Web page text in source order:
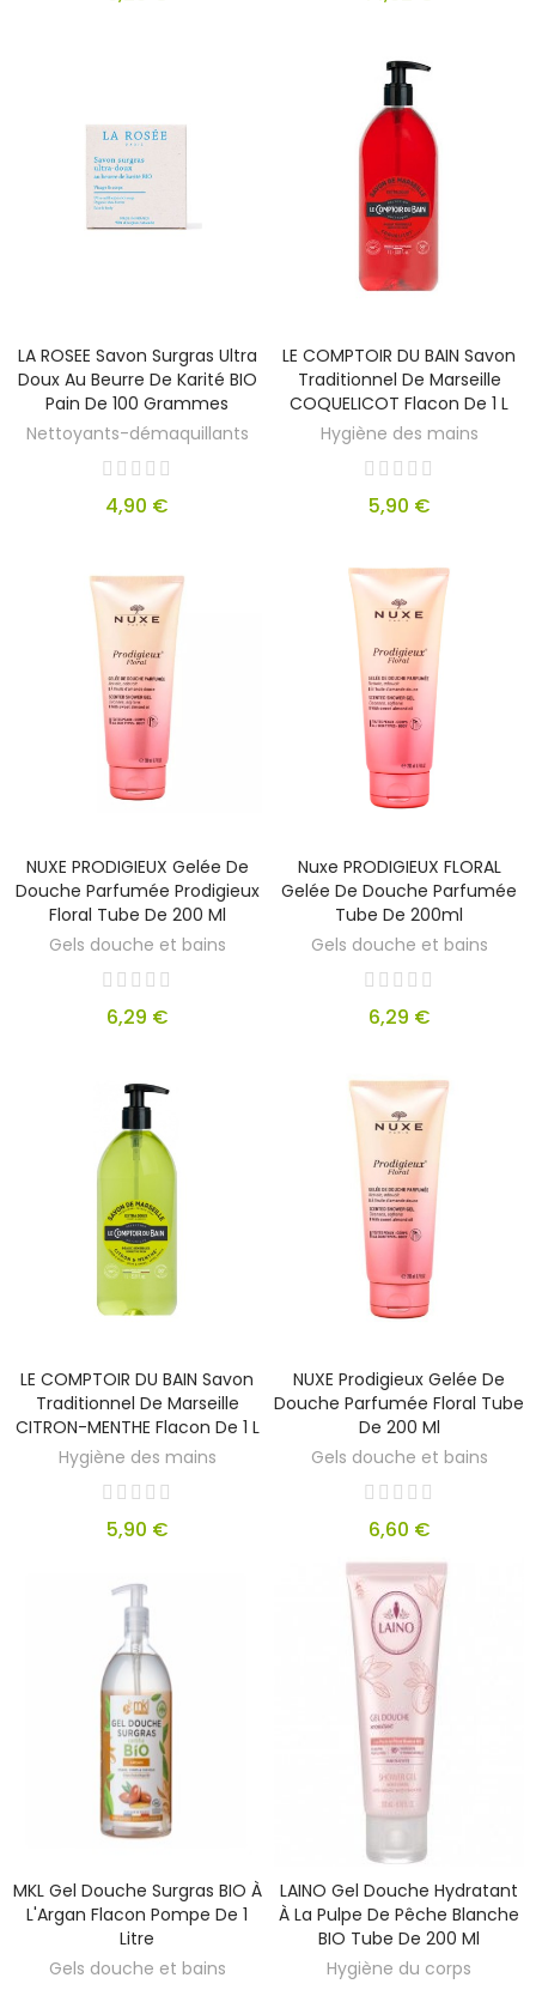
LA ROSEE Savon Surgras Ultra
Doux Au Beurre De Karité BIO
Pain De 100 Grammes
Nettoyants-démaquillants
4,90 €
LE COMPTOIR DU BAIN Savon
Traditionnel De Marseille
COQUELICOT Flacon De 1 L
Hygiène des mains
5,90 €
NUXE PRODIGIEUX Gelée De
Douche Parfumée Prodigieux
Floral Tube De 200 Ml
Gels douche et bains
6,29 €
Nuxe PRODIGIEUX FLORAL
Gelée De Douche Parfumée
Tube De 200ml
Gels douche et bains
6,29 €
LE COMPTOIR DU BAIN Savon
Traditionnel De Marseille
CITRON-MENTHE Flacon De 1 L
Hygiène des mains
5,90 €
NUXE Prodigieux Gelée De
Douche Parfumée Floral Tube
De 200 Ml
Gels douche et bains
6,60 €
MKL Gel Douche Surgras BIO À
L'Argan Flacon Pompe De 1
Litre
Gels douche et bains
LAINO Gel Douche Hydratant
À La Pulpe De Pêche Blanche
BIO Tube De 200 Ml
Hygiène du corps